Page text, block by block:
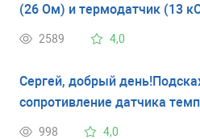
(26 Ом) и термодатчик (13
2589 4,0
Сергей, добрый
сопротивление датчика
998 4,0